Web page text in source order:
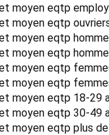
moyen eqtp
moyen eqtp
moyen eqtp
moyen eqtp
moyen eqtp
moyen eqtp
moyen eqtp 18-29
moyen eqtp 30-49
moyen eqtp plus